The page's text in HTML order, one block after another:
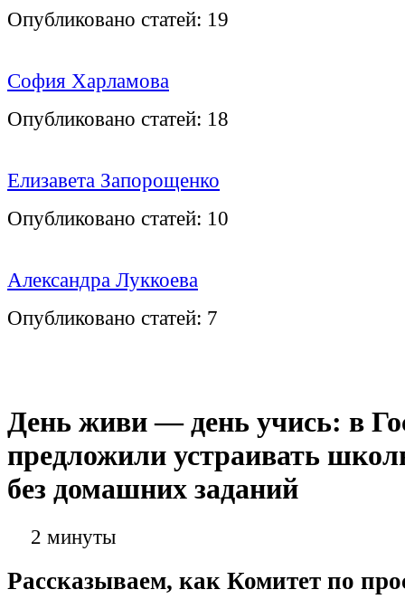
Опубликовано статей: 19
София Харламова
Опубликовано статей: 18
Елизавета Запорощенко
Опубликовано статей: 10
Александра Луккоева
Опубликовано статей: 7
День живи — день учись: в
предложили устраивать
без домашних заданий
2 минуты
Рассказываем, как Комитет по